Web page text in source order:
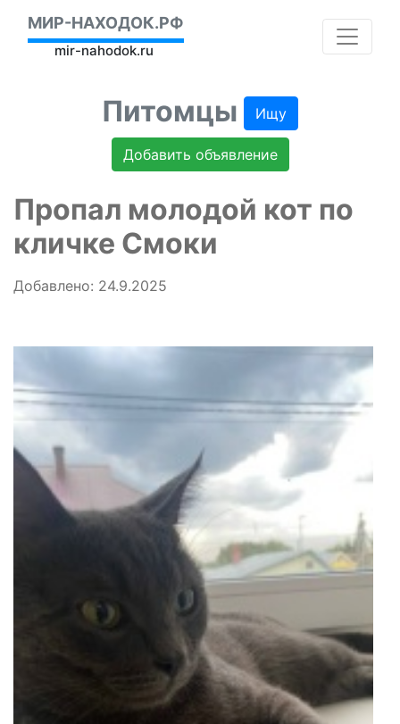
МИР-НАХОДОК.РФ
mir-nahodok.ru
Питомцы Ищу
Добавить объявление
Пропал молодой кот по
кличке Смоки
Добавлено: 24.9.2025